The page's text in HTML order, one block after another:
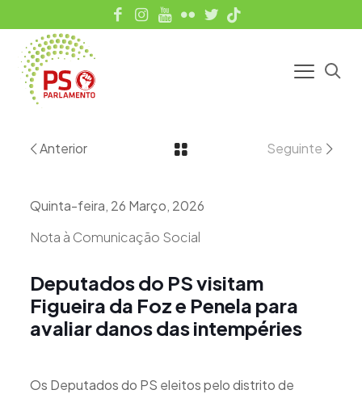
Anterior Seguinte
Quinta-feira, 26 Março, 2026
Nota à Comunicação Social
Deputados do PS visitam
Figueira da Foz e Penela para
avaliar danos das intempéries
Os Deputados do PS eleitos pelo distrito de